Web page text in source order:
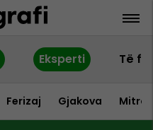
Eksperti Të
Ferizaj Gjakova